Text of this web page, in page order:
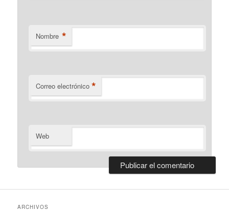
Nombre *
Correo electrónico *
Web
ARCHIVOS